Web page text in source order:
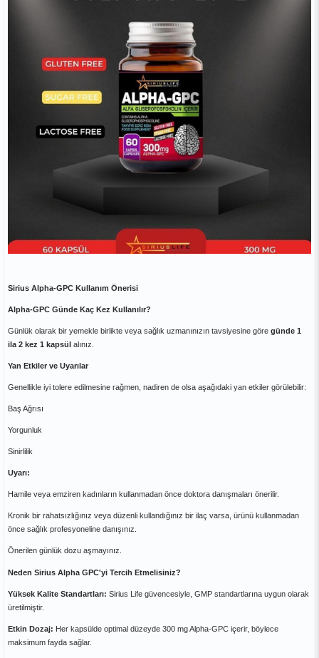
Sirius Alpha-GPC Kullanım Önerisi
Alpha-GPC Günde Kaç Kez Kullanılır?
Günlük olarak bir yemekle birlikte veya sağlık uzmanınızın tavsiyesine göre günde 1
ila 2 kez 1 kapsül alınız.
Yan Etkiler ve Uyarılar
Genellikle iyi tolere edilmesine rağmen, nadiren de olsa aşağıdaki yan etkiler görülebilir:
Baş Ağrısı
Yorgunluk
Sinirlilik
Uyarı:
Hamile veya emziren kadınların kullanmadan önce doktora danışmaları önerilir.
Kronik bir rahatsızlığınız veya düzenli kullandığınız bir ilaç varsa, ürünü kullanmadan
önce sağlık profesyoneline danışınız.
Önerilen günlük dozu aşmayınız.
Neden Sirius Alpha GPC'yi Tercih Etmelisiniz?
Yüksek Kalite Standartları: Sirius Life güvencesiyle, GMP standartlarına uygun olarak
üretilmiştir.
Etkin Dozaj: Her kapsülde optimal düzeyde 300 mg Alpha-GPC içerir, böylece
maksimum fayda sağlar.